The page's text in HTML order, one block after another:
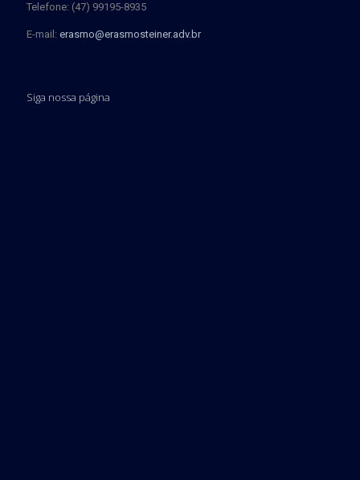
Telefone: (47) 99195-8935
E-mail: erasmo@erasmosteiner.adv.br
Siga nossa página